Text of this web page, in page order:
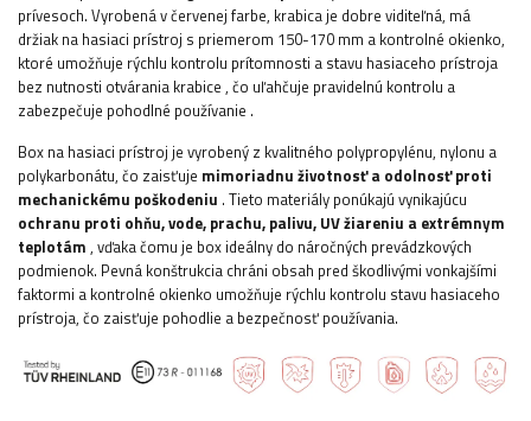
prívesoch. Vyrobená v červenej farbe, krabica je dobre viditeľná, má
držiak na hasiaci prístroj s priemerom 150-170 mm a kontrolné okienko,
ktoré umožňuje rýchlu kontrolu prítomnosti a stavu hasiaceho prístroja
bez nutnosti otvárania krabice , čo uľahčuje pravidelnú kontrolu a
zabezpečuje pohodlné používanie .
Box na hasiaci prístroj je vyrobený z kvalitného polypropylénu, nylonu a
polykarbonátu, čo zaisťuje mimoriadnu životnosť a odolnosť proti
mechanickému poškodeniu . Tieto materiály ponúkajú vynikajúcu
ochranu proti ohňu, vode, prachu, palivu, UV žiareniu a extrémnym
teplotám , vďaka čomu je box ideálny do náročných prevádzkových
podmienok. Pevná konštrukcia chráni obsah pred škodlivými vonkajšími
faktormi a kontrolné okienko umožňuje rýchlu kontrolu stavu hasiaceho
prístroja, čo zaisťuje pohodlie a bezpečnosť používania.